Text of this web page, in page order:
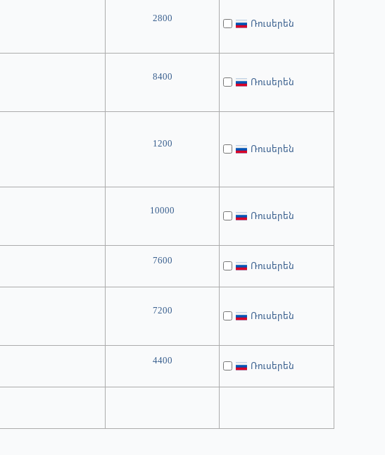
2800 Ռուսերեն
8400 Ռուսերեն
1200 Ռուսերեն
10000 Ռուսերեն
7600 Ռուսերեն
7200 Ռուսերեն
4400 Ռուսերեն